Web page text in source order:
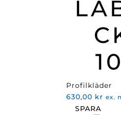
Profilkläder
630,00 kr ex.
SPARA